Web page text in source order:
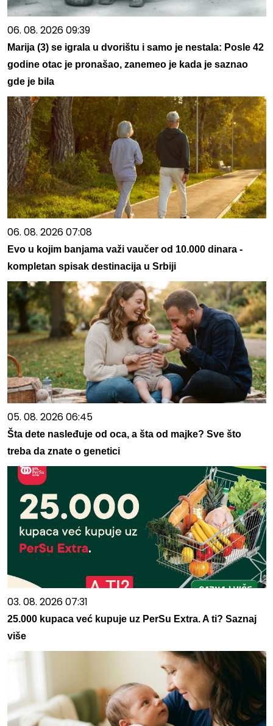
06. 08. 2026 09:39
Marija (3) se igrala u dvorištu i samo je nestala: Posle 42
godine otac je pronašao, zanemeo je kada je saznao
gde je bila
06. 08. 2026 07:08
Evo u kojim banjama važi vaučer od 10.000 dinara -
kompletan spisak destinacija u Srbiji
05. 08. 2026 06:45
Šta dete nasleđuje od oca, a šta od majke? Sve što
treba da znate o genetici
03. 08. 2026 07:31
25.000 kupaca već kupuje uz PerSu Extra. A ti? Saznaj
više